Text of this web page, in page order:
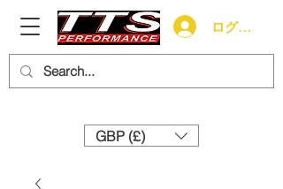
ログイン
GBP (£)